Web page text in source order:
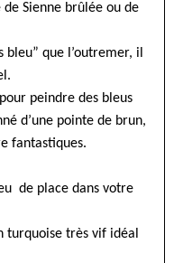
Sienne brûlée ou de
bleu” que l’outremer, il
peindre des bleus
d’une pointe de brun,
fantastiques.
de place dans votre
turquoise très vif idéal